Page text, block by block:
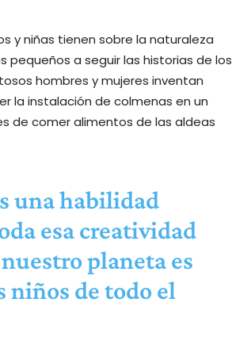
y niñas tienen sobre la naturaleza
pequeños a seguir las historias de los
hombres y mujeres inventan
la instalación de colmenas en un
de comer alimentos de las aldeas
una habilidad
esa creatividad
planeta es
niños de todo el